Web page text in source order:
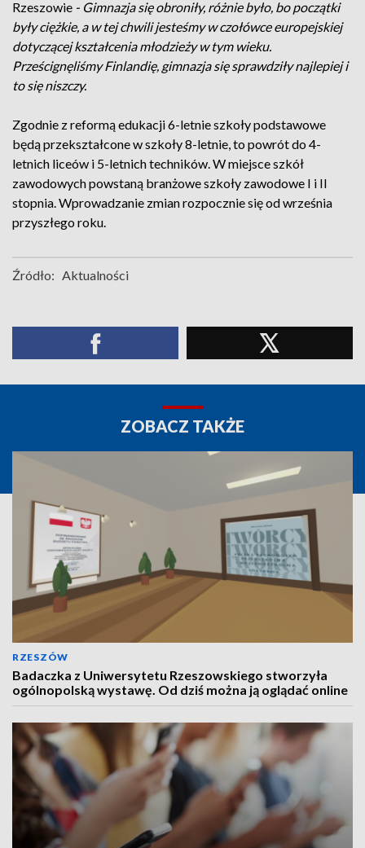
Rzeszowie - Gimnazja się obroniły, różnie było, bo początki
były ciężkie, a w tej chwili jesteśmy w czołówce europejskiej
dotyczącej kształcenia młodzieży w tym wieku.
Prześcignęliśmy Finlandię, gimnazja się sprawdziły najlepiej i
to się niszczy.
Zgodnie z reformą edukacji 6-letnie szkoły podstawowe
będą przekształcone w szkoły 8-letnie, to powrót do 4-
letnich liceów i 5-letnich techników. W miejsce szkół
zawodowych powstaną branżowe szkoły zawodowe I i II
stopnia. Wprowadzanie zmian rozpocznie się od września
przyszłego roku.
Źródło: Aktualności
ZOBACZ TAKŻE
RZESZÓW
Badaczka z Uniwersytetu Rzeszowskiego stworzyła
ogólnopolską wystawę. Od dziś można ją oglądać online